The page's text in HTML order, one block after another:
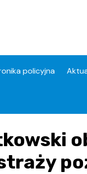
policyjna